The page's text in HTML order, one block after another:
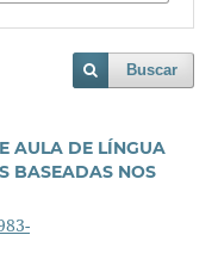
Buscar
AULA DE LÍNGUA
BASEADAS NOS